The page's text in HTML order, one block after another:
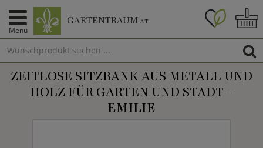
Menü
GARTENTRAUM.AT
ZEITLOSE SITZBANK AUS METALL UND
HOLZ FÜR GARTEN UND STADT -
EMILIE